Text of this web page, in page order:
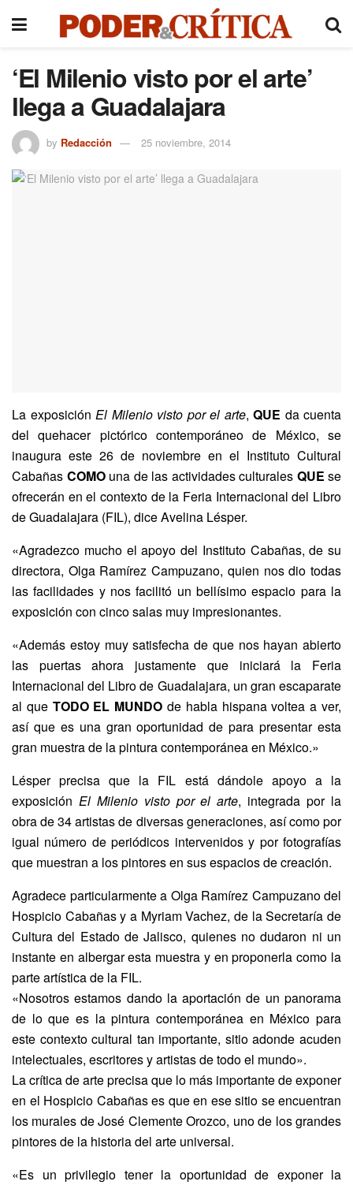
‘El Milenio visto por el arte’
llega a Guadalajara
by Redacción 25 noviembre, 2014
La exposición El Milenio visto por el arte, QUE da cuenta
del quehacer pictórico contemporáneo de México, se
inaugura este 26 de noviembre en el Instituto Cultural
Cabañas COMOuna de las actividades culturales QUE se
ofrecerán en el contexto de la Feria Internacional del Libro
de Guadalajara (FIL), dice Avelina Lésper.
«Agradezco mucho el apoyo del Instituto Cabañas, de su
directora, Olga Ramírez Campuzano, quien nos dio todas
las facilidades y nos facilitó un bellísimo espacio para la
exposición con cinco salas muy impresionantes.
«Además estoy muy satisfecha de que nos hayan abierto
las puertas ahora justamente que iniciará la Feria
Internacional del Libro de Guadalajara, un gran escaparate
al que TODO EL MUNDO de habla hispana voltea a ver,
así que es una gran oportunidad de para presentar esta
gran muestra de la pintura contemporánea en México.»
Lésper precisa que la FIL está dándole apoyo a la
exposición El Milenio visto por el arte, integrada por la
obra de 34 artistas de diversas generaciones, así como por
igual número de periódicos intervenidos y por fotografías
que muestran a los pintores en sus espacios de creación.
Agradece particularmente a Olga Ramírez Campuzano del
Hospicio Cabañas y a Myriam Vachez, de la Secretaría de
Cultura del Estado de Jalisco, quienes no dudaron ni un
instante en albergar esta muestra y en proponerla como la
parte artística de la FIL.
«Nosotros estamos dando la aportación de un panorama
de lo que es la pintura contemporánea en México para
este contexto cultural tan importante, sitio adonde acuden
intelectuales, escritores y artistas de todo el mundo».
La crítica de arte precisa que lo más importante de exponer
en el Hospicio Cabañas es que en ese sitio se encuentran
los murales de José Clemente Orozco, uno de los grandes
pintores de la historia del arte universal.
«Es un privilegio tener la oportunidad de exponer la